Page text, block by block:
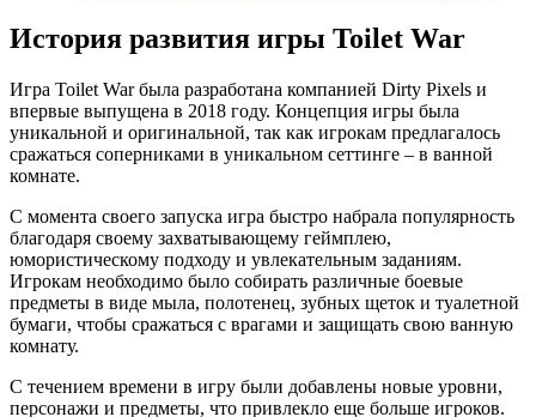
История развития игры Toilet War
Игра Toilet War была разработана компанией Dirty Pixels и
впервые выпущена в 2018 году. Концепция игры была
уникальной и оригинальной, так как игрокам предлагалось
сражаться соперниками в уникальном сеттинге – в ванной
комнате.
С момента своего запуска игра быстро набрала популярность
благодаря своему захватывающему геймплею,
юмористическому подходу и увлекательным заданиям.
Игрокам необходимо было собирать различные боевые
предметы в виде мыла, полотенец, зубных щеток и туалетной
бумаги, чтобы сражаться с врагами и защищать свою ванную
комнату.
С течением времени в игру были добавлены новые уровни,
персонажи и предметы, что привлекло еще больше игроков.